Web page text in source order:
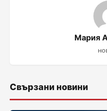
Мария
Свързани новини